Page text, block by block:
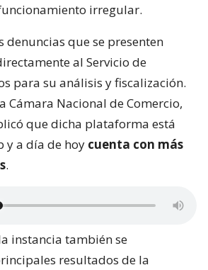
irregular.
denuncias que se presenten
al Servicio de
para su análisis y fiscalización.
Cámara Nacional de Comercio,
que dicha plataforma está
y a día de hoy cuenta con más
.
instancia también se
resultados de la